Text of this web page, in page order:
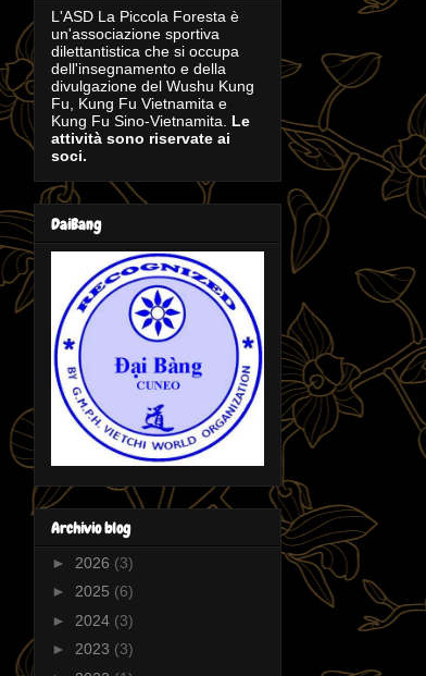
L'ASD La Piccola Foresta è
un'associazione sportiva
dilettantistica che si occupa
dell'insegnamento e della
divulgazione del Wushu Kung
Fu, Kung Fu Vietnamita e
Kung Fu Sino-Vietnamita. Le
attività sono riservate ai
soci.
DaiBang
Archivio blog
► 2026 (3)
► 2025 (6)
► 2024 (3)
► 2023 (3)